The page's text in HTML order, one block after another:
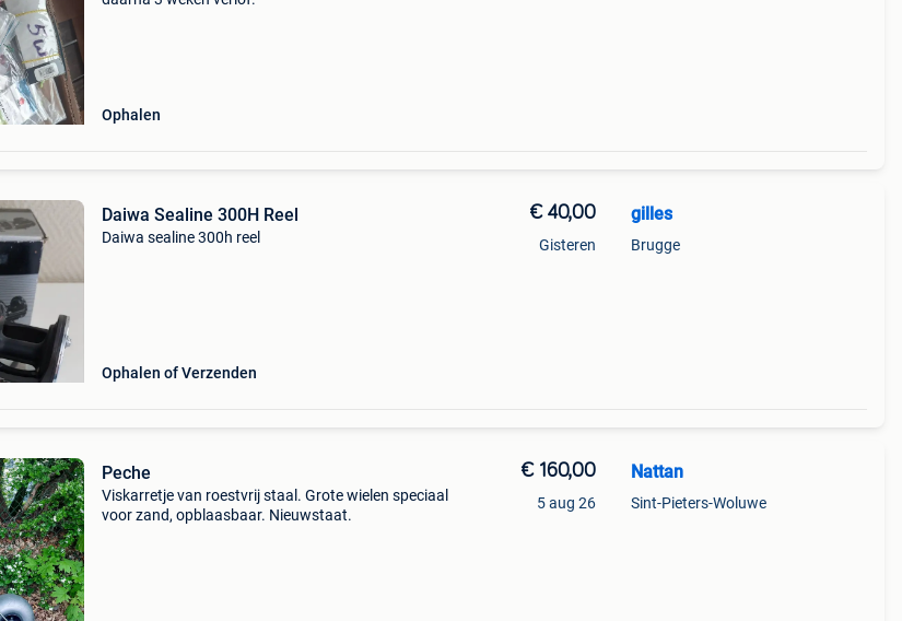
Ophalen
Daiwa Sealine 300H Reel
Daiwa sealine 300h reel
Ophalen of Verzenden
€ 40,00
Gisteren
gilles
Brugge
Peche
Viskarretje van roestvrij staal. Grote wielen speciaal
voor zand, opblaasbaar. Nieuwstaat.
€ 160,00
5 aug 26
Nattan
Sint-Pieters-Woluwe